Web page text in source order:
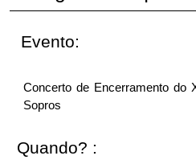
Evento:
Concerto de Encerramento do
Sopros
Quando? :